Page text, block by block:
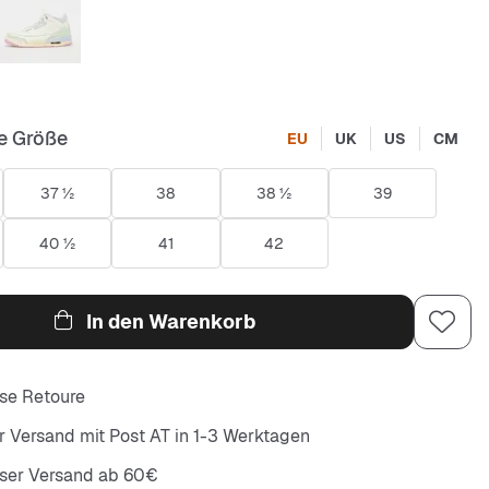
Größe EU UK US CM
37 ½ 38 38 ½ 39
40 ½ 41 42
In den Warenkorb
Retoure
Versand mit Post AT in 1-3 Werktagen
Versand ab 60€